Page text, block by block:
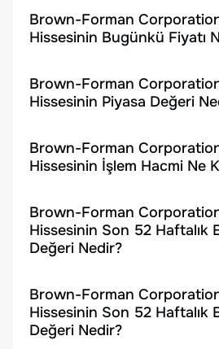
Brown-Forman
Hissesinin Bugünkü Fiyatı
Brown-Forman
Hissesinin Piyasa Değeri
Brown-Forman
Hissesinin İşlem Hacmi Ne
Brown-Forman
Hissesinin Son 52 Haftalık
Değeri Nedir?
Brown-Forman
Hissesinin Son 52 Haftalık
Değeri Nedir?